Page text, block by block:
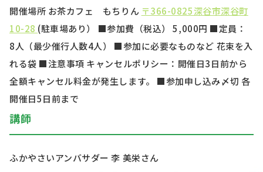
開催場所 お茶カフェ もちりん 〒366-0825深谷市深谷町
10-28 (駐車場あり） ■参加費（税込） 5,000円 ■定員：
8人（最少催行人数4人） ■参加に必要なものなど 花束を入
れる袋 ■注意事項 キャンセルポリシー：開催日3日前から
全額キャンセル料金が発生します。 ■参加申し込み〆切 各
開催日5日前まで
講師
ふかやさいアンバサダー 李 美栄さん